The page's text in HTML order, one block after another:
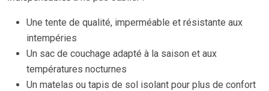
Une tente de qualité, imperméable et résistante aux
intempéries
Un sac de couchage adapté à la saison et aux
températures nocturnes
Un matelas ou tapis de sol isolant pour plus de confort